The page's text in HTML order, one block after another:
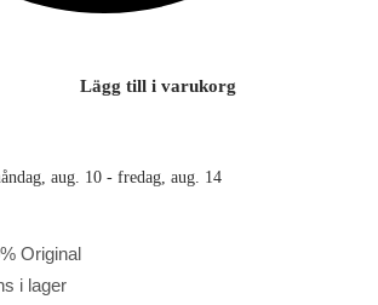
Lägg till i varukorg
aug. 10 - fredag, aug. 14
Original
i lager